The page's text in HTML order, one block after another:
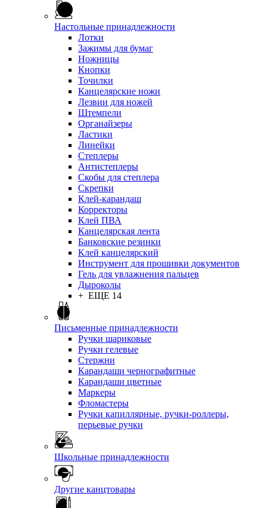
Настольные принадлежности
Лотки
Зажимы для бумаг
Ножницы
Кнопки
Точилки
Канцелярские ножи
Лезвии для ножей
Штемпели
Органайзеры
Ластики
Линейки
Степлеры
Антистеплеры
Скобы для степлера
Скрепки
Клей-карандаш
Корректоры
Клей ПВА
Канцелярская лента
Банковские резинки
Клей канцелярский
Инструмент для прошивки документов
Гель для увлажнения пальцев
Дыроколы
+ ЕЩЕ 14
Письменные принадлежности
Ручки шариковые
Ручки гелевые
Стержни
Карандаши чернографитные
Карандаши цветные
Маркеры
Фломастеры
Ручки капиллярные, ручки-роллеры,
перьевые ручки
Школьные принадлежности
Другие канцтовары